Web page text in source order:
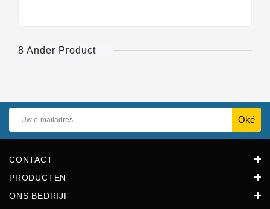
8 Ander Product
CONTACT
PRODUCTEN
ONS BEDRIJF